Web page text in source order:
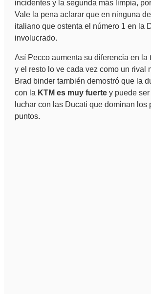
incidentes y la segunda más limpia,
Vale la pena aclarar que en ninguna
italiano que ostenta el número 1 en la
involucrado.
Así Pecco aumenta su diferencia en la
y el resto lo ve cada vez como un rival
Brad binder también demostró que la
con la KTM es muy fuertey puede ser
luchar con las Ducati que dominan los
puntos.